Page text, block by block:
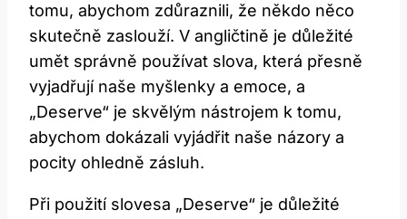
tomu, abychom zdůraznili, že někdo něco
skutečně zaslouží. V angličtině je důležité
umět správně používat slova, která přesně
vyjadřují naše myšlenky a emoce, a
„Deserve“ je skvělým nástrojem k tomu,
abychom dokázali vyjádřit naše názory a
pocity ohledně zásluh.
Při použití slovesa „Deserve“ je důležité